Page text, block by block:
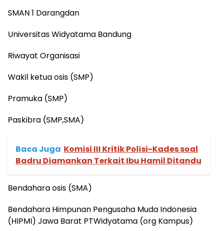
SMAN 1 Darangdan
Universitas Widyatama Bandung
Riwayat Organisasi
Wakil ketua osis (SMP)
Pramuka (SMP)
Paskibra (SMP,SMA)
Baca Juga Komisi III Kritik Polisi-Kades soal
Badru Diamankan Terkait Ibu Hamil Ditandu
Bendahara osis (SMA)
Bendahara Himpunan Pengusaha Muda Indonesia
(HIPMI) Jawa Barat PTWidyatama (org Kampus)